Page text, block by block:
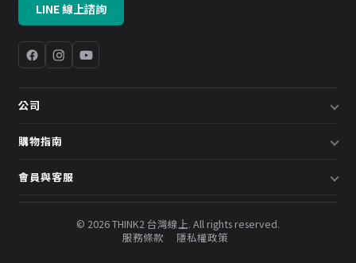
LINE 線上諮詢
公司
關於我們
預約諮詢
購物指南
配送說明
會員與客服
會員中心
© 2026 THINK2 台灣線上. All rights reserved.
服務條款
隱私權政策